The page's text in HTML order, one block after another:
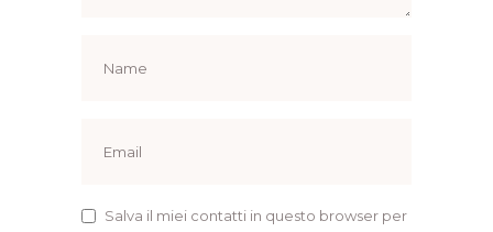
Salva il miei contatti in questo browser per